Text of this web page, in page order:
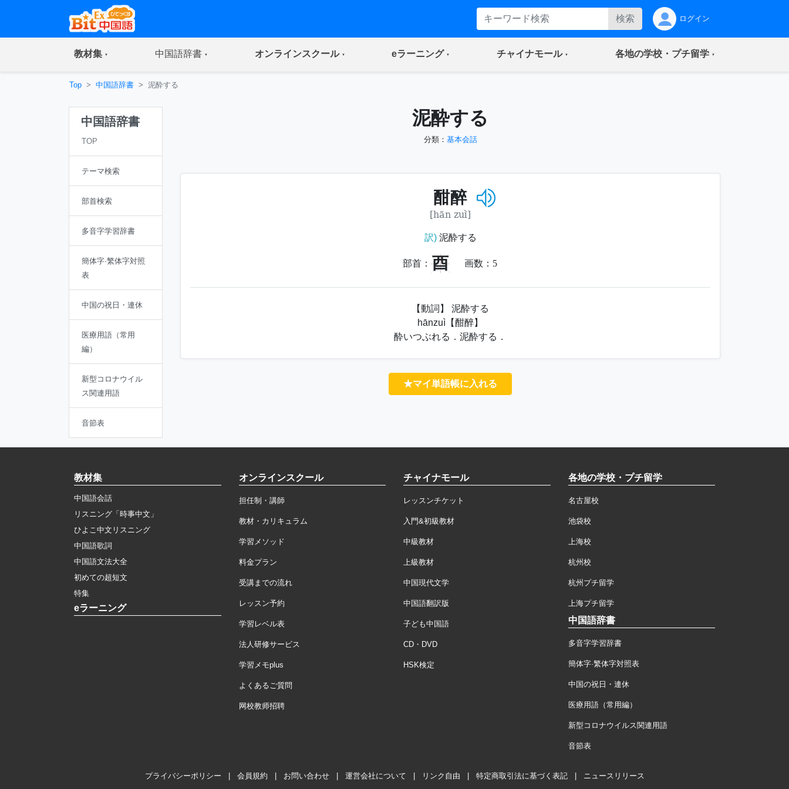
検索 ログイン
教材集(current) 中国語辞書(current) オンラインスクール(current) eラーニング(current) チャイナモール(current) 各地の学校・プチ留学(current)
Top 中国語辞書 泥酔する
中国語辞書
TOP
テーマ検索
部首検索
多音字学習辞書
簡体字·繁体字対照
表
中国の祝日・連休
医療用語（常用
編）
新型コロナウイル
ス関連用語
音節表
泥酔する
分類： 基本会話
酣醉
[hān zuì]
訳)泥酔する
部首： 酉 画数： 5
【動詞】 泥酔する
hānzuì【酣醉】
酔いつぶれる．泥酔する．
★マイ単語帳に入れる
教材集
中国語会話
リスニング「時事中文」
ひよこ中文リスニング
中国語歌詞
中国語文法大全
初めての超短文
特集
eラーニング
オンラインスクール
担任制・講師
教材・カリキュラム
学習メソッド
料金プラン
受講までの流れ
レッスン予約
学習レベル表
法人研修サービス
学習メモplus
よくあるご質問
网校教师招聘
チャイナモール
レッスンチケット
入門&初級教材
中級教材
上級教材
中国現代文学
中国語翻訳版
子ども中国語
CD・DVD
HSK検定
各地の学校・プチ留学
名古屋校
池袋校
上海校
杭州校
杭州プチ留学
上海プチ留学
中国語辞書
多音字学習辞書
簡体字·繁体字対照表
中国の祝日・連休
医療用語（常用編）
新型コロナウイルス関連用語
音節表
プライバシーポリシー 会員規約 お問い合わせ 運営会社について リンク自由 特定商取引法に基づく表記 ニュースリリース